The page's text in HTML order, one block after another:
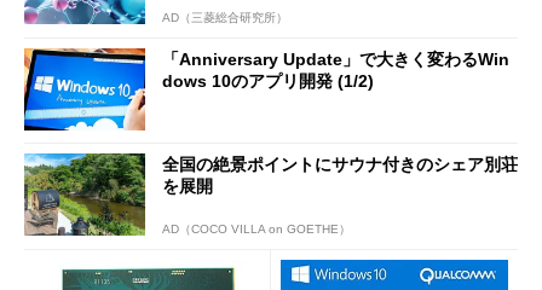
AD（三菱総合研究所）
「Anniversary Update」で大きく変わるWin
dows 10のアプリ開発 (1/2)
全国の絶景ポイントにサウナ付きのシェア別荘
を展開
AD（COCO VILLA on GOETHE）